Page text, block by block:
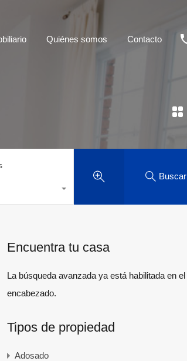
Quiénes somos Contacto
Buscar
Encuentra tu casa
La búsqueda avanzada ya está habilitada en el
encabezado.
Tipos de propiedad
Adosado